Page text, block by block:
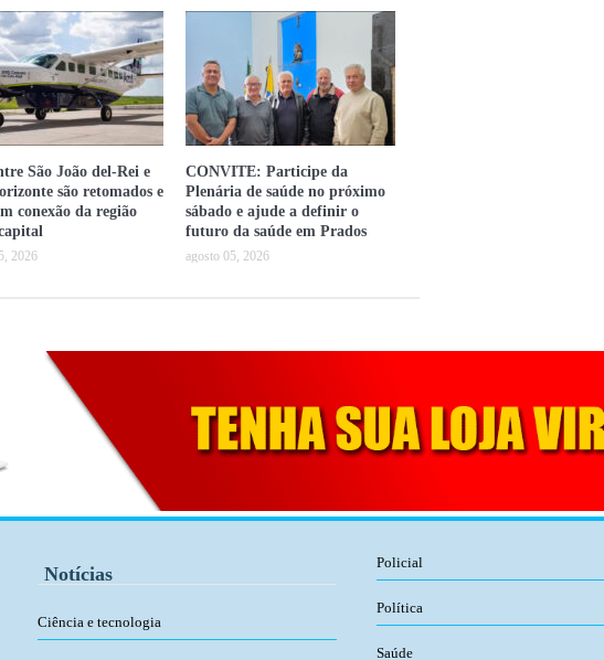
São João del-Rei e
são retomados e
conexão da região
2026
CONVITE: Participe da
Plenária de saúde no próximo
sábado e ajude a definir o
futuro da saúde em Prados
agosto 05, 2026
Notícias
Ciência e tecnologia
Policial
Política
Saúde